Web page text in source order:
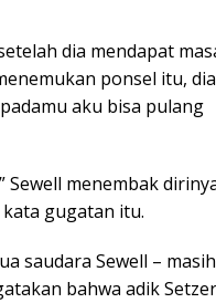
dia mendapat
ponsel itu,
aku bisa pulang
Sewell menembak
gugatan itu.
saudara Sewell –
bahwa adik